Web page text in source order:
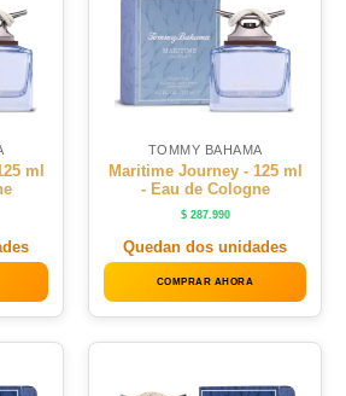
ml
TOMMY BAHAMA
Maritime Journey - 125 ml
- Eau de Cologne
$287.990
Quedan dos unidades
COMPRAR AHORA